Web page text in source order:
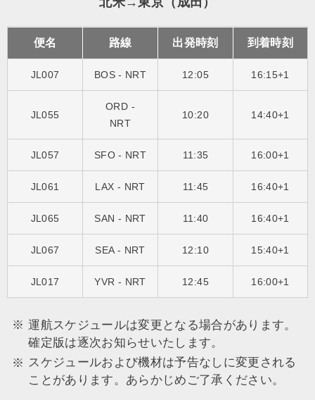
便名 路線 出発時刻 到着時刻
JL007 BOS - NRT 12:05 16:15+1
JL055
ORD -
NRT
10:20 14:40+1
JL057 SFO - NRT 11:35 16:00+1
JL061 LAX - NRT 11:45 16:40+1
JL065 SAN - NRT 11:40 16:40+1
JL067 SEA - NRT 12:10 15:40+1
JL017 YVR - NRT 12:45 16:00+1
運航スケジュールは変更となる場合があります。
確定版は逐次お知らせいたします。
スケジュールおよび機材は予告なしに変更される
ことがあります。あらかじめご了承ください。